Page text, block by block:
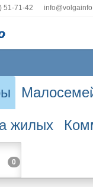
51-71-42
жилых
0